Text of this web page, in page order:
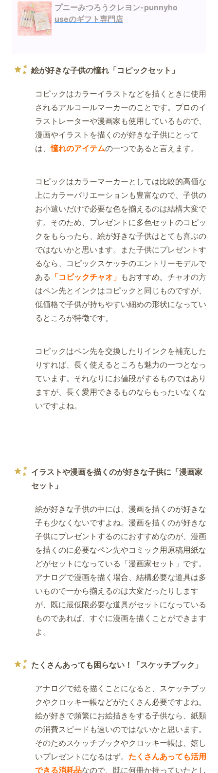
プニーみつろうクレヨン-punnyho
useのギフト専門店
絵が好きな子供の憧れ「コピックセット」
コピックはカラーイラストなどを描くときに使用
されるアルコールマーカーのことです。プロのイ
ラストレーターや漫画家も使用しているもので、
漫画やイラストを描くのが好きな子供にとって
は、憧れのアイテムの一つであると言えます。
コピックはカラーマーカーとしては比較的高価な
上にカラーバリエーションも豊富なので、子供の
お小遣いだけで必要な色を揃えるのは結構大変で
す。そのため、プレゼントに多色セットのコピッ
クをもらったら、絵が好きな子供はとても喜ぶの
ではないかと思います。また子供にプレゼントす
るなら、コピックスケッチのエントリーモデルで
ある 「コピックチャオ」 もおすすめ。チャオの方
はペン先とインクはコピックと同じものですが、
低価格で子供が持ちやすい細めの形状になってい
るところが特徴です。
コピックはペン先を交換したりインクを補充した
りすれば、長く使えるところも魅力の一つとなっ
ています。それなりにお値段がするものではあり
ますが、長く愛用できるものならもったいなくな
いですよね。
イラストや漫画を描くのが好きな子供に「漫画家
セット」
絵が好きな子供の中には、漫画を描くのが好きな
子も少なくないですよね。漫画を描くのが好きな
子供にプレゼントするのにおすすめなのが、漫画
を描くのに必要なペン先やコミック用原稿用紙な
どがセットになっている「漫画家セット」です。
アナログで漫画を描く場合、結構必要な道具は多
いもので一から揃えるのは大変だったりします
が、既に最低限必要な道具がセットになっている
ものであれば、すぐに漫画を描くことができます
よ。
たくさんあっても困らない！「スケッチブック」
アナログで絵を描くことになると、スケッチブッ
クやクロッキー帳などがたくさん必要ですよね。
絵が好きで頻繁にお絵描きをする子供なら、紙類
の消費スピードも速いのではないかと思います。
そのためスケッチブックやクロッキー帳は、嬉し
いプレゼントになるはず。 たくさんあっても活用
できる消耗品なので、既に何冊か持っていたとし